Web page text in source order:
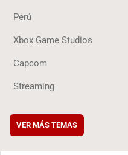
Perú
Xbox Game Studios
Capcom
Streaming
VER MÁS TEMAS